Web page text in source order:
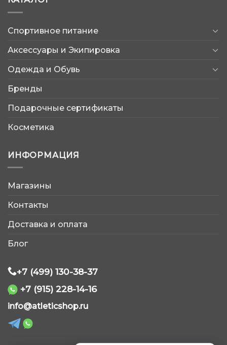
Спортивное питание
Аксессуары и Экипировка
Одежда и Обувь
Бренды
Подарочные сертификаты
Косметика
ИНФОРМАЦИЯ
Магазины
Контакты
Доставка и оплата
Блог
+7 (499) 130-38-37
+7 (915) 228-14-16
info@atleticshop.ru